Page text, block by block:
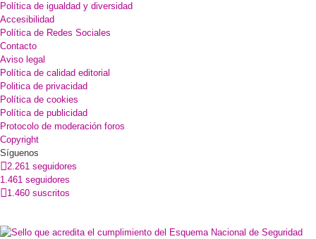
Política de igualdad y diversidad
Accesibilidad
Política de Redes Sociales
Contacto
Aviso legal
Política de calidad editorial
Politica de privacidad
Política de cookies
Política de publicidad
Protocolo de moderación foros
Copyright
Síguenos
2.261 seguidores
1.461 seguidores
1.460 suscritos